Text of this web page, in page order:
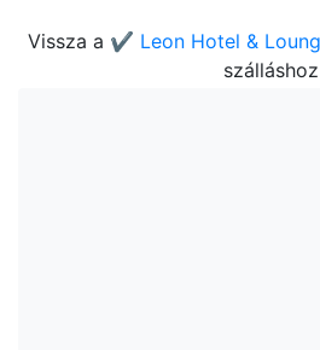
Vissza a ✔️ Leon Hotel &
szálláshoz